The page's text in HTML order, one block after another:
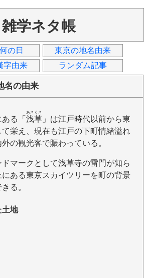
雑学ネタ帳
の日
東京の地名由来
字由来
ランダム記事
名の由来
ある「 浅草
あさくさ
」は江戸時代以前から東
栄え、現在も江戸の下町情緒溢れ
の観光客で賑わっている。
マークとして浅草寺の雷門が知ら
ある東京スカイツリーを町の背景
る。
土地